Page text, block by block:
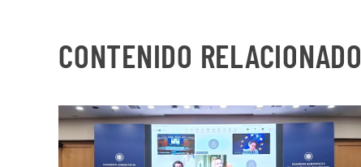
CONTENIDO RELACIONADO